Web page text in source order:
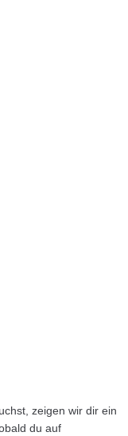
zeigen wir dir ein
du auf